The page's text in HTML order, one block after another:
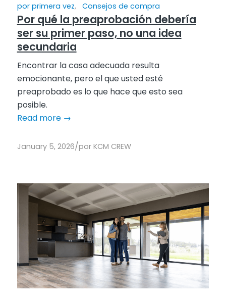
por primera vez, Consejos de compra
Por qué la preaprobación debería
ser su primer paso, no una idea
secundaria
Encontrar la casa adecuada resulta
emocionante, pero el que usted esté
preaprobado es lo que hace que esto sea
posible.
Read more→
January 5, 2026/por KCM CREW